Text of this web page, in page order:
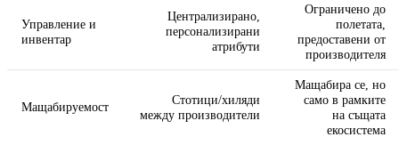
Управление и
инвентар
Централизирано,
персонализирани
атрибути
Ограничено до
полетата,
предоставени от
производителя
Мащабируемост
Стотици/хиляди
между производители
Мащабира се, но
само в рамките
на същата
екосистема